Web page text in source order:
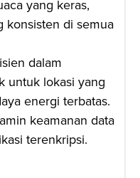
yang keras,
konsisten di semua
dalam
untuk lokasi yang
energi terbatas.
keamanan data
terenkripsi.